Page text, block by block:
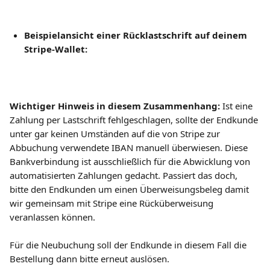
Beispielansicht einer Rücklastschrift auf deinem
Stripe-Wallet:
Wichtiger Hinweis in diesem Zusammenhang: Ist eine
Zahlung per Lastschrift fehlgeschlagen, sollte der Endkunde
unter gar keinen Umständen auf die von Stripe zur
Abbuchung verwendete IBAN manuell überwiesen. Diese
Bankverbindung ist ausschließlich für die Abwicklung von
automatisierten Zahlungen gedacht. Passiert das doch,
bitte den Endkunden um einen Überweisungsbeleg damit
wir gemeinsam mit Stripe eine Rücküberweisung
veranlassen können.
Für die Neubuchung soll der Endkunde in diesem Fall die
Bestellung dann bitte erneut auslösen.